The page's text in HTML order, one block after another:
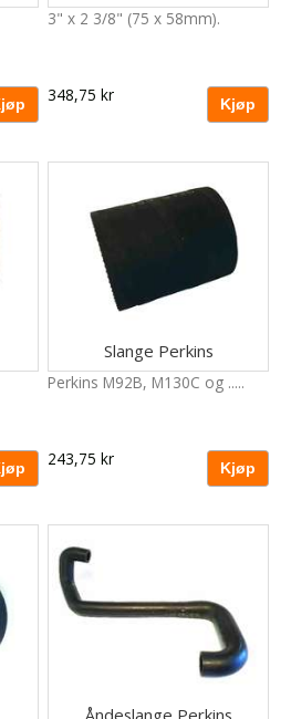
3" x 2 3/8" (75 x 58mm).
348,75 kr
Slange Perkins
Perkins M92B, M130C og .....
243,75 kr
Åndeslange Perkins